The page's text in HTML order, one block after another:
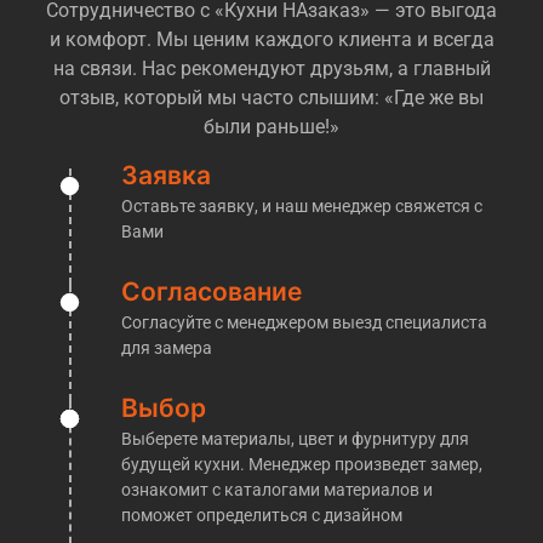
количеством компаний, которые предлагают
различные варианты кухонь и разброс цен так же
огромный. Большинство компаний даже
позиционируют себя как «производство», при этом
не имя ни цеха, ни оборудования, и иногда даже
говоря — посредники! Но легко и просто понять,
перед Вами действительно производственная
компания, или обычные менеджеры, которые
переразметят Ваш заказ у другой компании
— достаточно попросить их пригласить Вас на
производство. Обычно на этом этапе у таких
«мастеров» пропадает к Вам интерес.
Мы же напротив, готовы без проблем пригласить
Вас к нам на производство, где мы покажем все
материалы, расскажем об этапах изготовления
кухонь и проконсультировать по любым
интересующим Вас вопросам!
Сотрудничество с «Кухни НАзаказ» — это выгода
и комфорт. Мы ценим каждого клиента и всегда
на связи. Нас рекомендуют друзьям, а главный
отзыв, который мы часто слышим: «Где же вы
были раньше!»
Заявка
Оставьте заявку, и наш менеджер свяжется с
Вами
Согласование
Согласуйте с менеджером выезд специалиста
для замера
Выбор
Выберете материалы, цвет и фурнитуру для
будущей кухни. Менеджер произведет замер,
ознакомит с каталогами материалов и
поможет определиться с дизайном